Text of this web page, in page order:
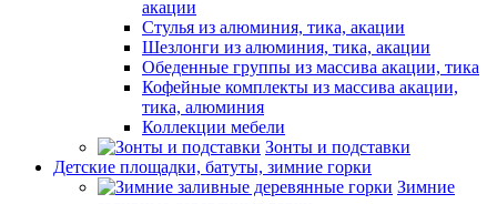
акации
Стулья из алюминия, тика, акации
Шезлонги из алюминия, тика, акации
Обеденные группы из массива акации, тика
Кофейные комплекты из массива акации,
тика, алюминия
Коллекции мебели
Зонты и подставки
Детские площадки, батуты, зимние горки
Зимние